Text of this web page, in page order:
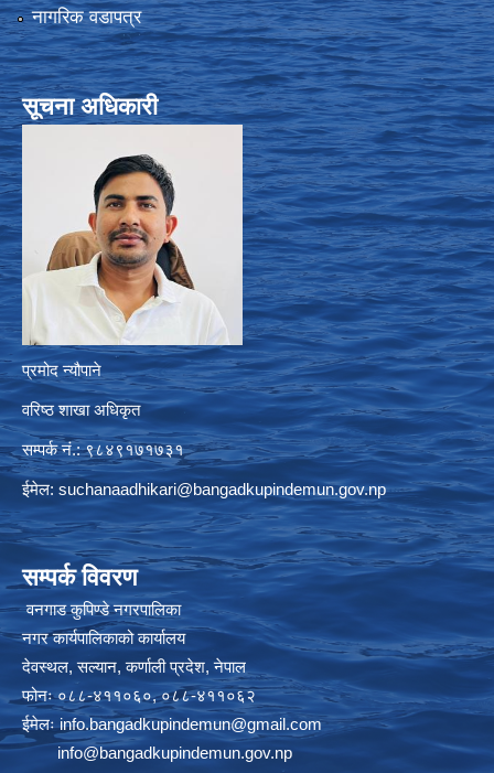
नागरिक वडापत्र
सूचना अधिकारी
प्रमोद न्यौपाने
वरिष्ठ शाखा अधिकृत
सम्पर्क नं.: ९८४९१७१७३१
ईमेल: suchanaadhikari@bangadkupindemun.gov.np
सम्पर्क विवरण
वनगाड कुपिण्डे नगरपालिका
नगर कार्यपालिकाको कार्यालय
देवस्थल, सल्यान, कर्णाली प्रदेश, नेपाल
फोनः ०८८-४११०६०, ०८८-४११०६२
ईमेलःinfo.bangadkupindemun@gmail.com
info@bangadkupindemun.gov.np